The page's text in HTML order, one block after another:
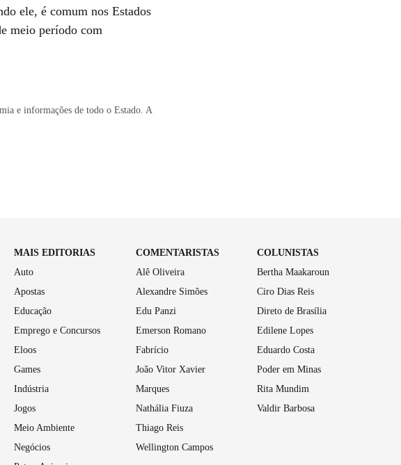
ele, é comum nos Estados
meio período com
e informações de todo o Estado. A
MAIS EDITORIAS
Auto
Apostas
Educação
Emprego e Concursos
Eloos
Games
Indústria
Jogos
Meio Ambiente
Negócios
COMENTARISTAS
Alê Oliveira
Alexandre Simões
Edu Panzi
Emerson Romano
Fabrício
João Vitor Xavier
Marques
Nathália Fiuza
Thiago Reis
Wellington Campos
COLUNISTAS
Bertha Maakaroun
Ciro Dias Reis
Direto de Brasília
Edilene Lopes
Eduardo Costa
Poder em Minas
Rita Mundim
Valdir Barbosa